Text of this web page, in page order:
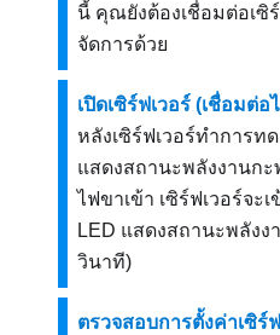
นี้ คุณยังต้องเชื่อมต่อเซิ
จัดการด้วย
เปิดเซิร์ฟเวอร์ (เชื่อมต่อ
หลังเซิร์ฟเวอร์ทำการท
แสดงสถานะพลังงานกะ
ไฟขาเข้า เซิร์ฟเวอร์จะ
LED แสดงสถานะพลัง
วินาที)
ตรวจสอบการตั้งค่าเซิร์